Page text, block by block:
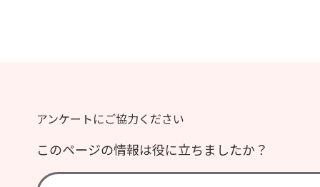
アンケートにご協力ください
このページの情報は役に立ちましたか？